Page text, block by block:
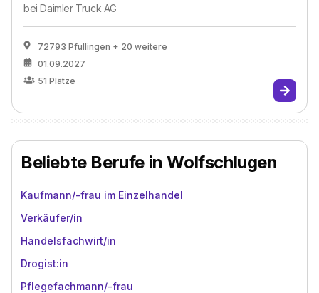
beiDaimler Truck AG
72793 Pfullingen + 20 weitere
01.09.2027
51 Plätze
Beliebte Berufe in Wolfschlugen
Kaufmann/-frau im Einzelhandel
Verkäufer/in
Handelsfachwirt/in
Drogist:in
Pflegefachmann/-frau